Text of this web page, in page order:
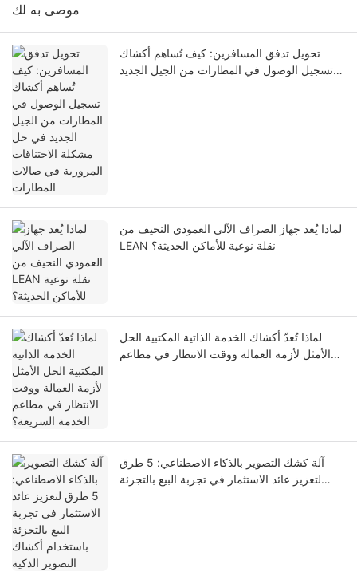
موصى به لك
تحويل تدفق المسافرين: كيف تُساهم أكشاك
تسجيل الوصول في المطارات من الجيل الجديد
لماذا يُعد جهاز الصراف الآلي العمودي النحيف من
LEAN نقلة نوعية للأماكن الحديثة؟
لماذا تُعدّ أكشاك الخدمة الذاتية المكتبية الحل
الأمثل لأزمة العمالة ووقت الانتظار في مطاعم
آلة كشك التصوير بالذكاء الاصطناعي: 5 طرق
لتعزيز عائد الاستثمار في تجربة البيع بالتجزئة